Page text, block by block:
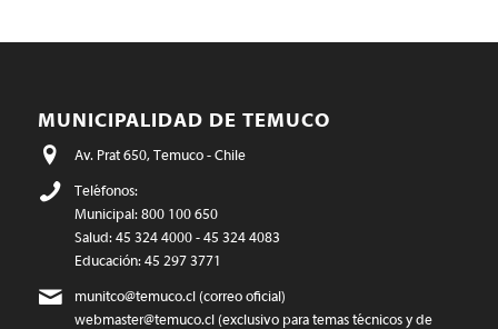
MUNICIPALIDAD DE TEMUCO
Av. Prat 650, Temuco - Chile
Teléfonos:
Municipal: 800 100 650
Salud: 45 324 4000 - 45 324 4083
Educación: 45 297 3771
munitco@temuco.cl(correo oficial)
webmaster@temuco.cl(exclusivo para temas técnicos y de